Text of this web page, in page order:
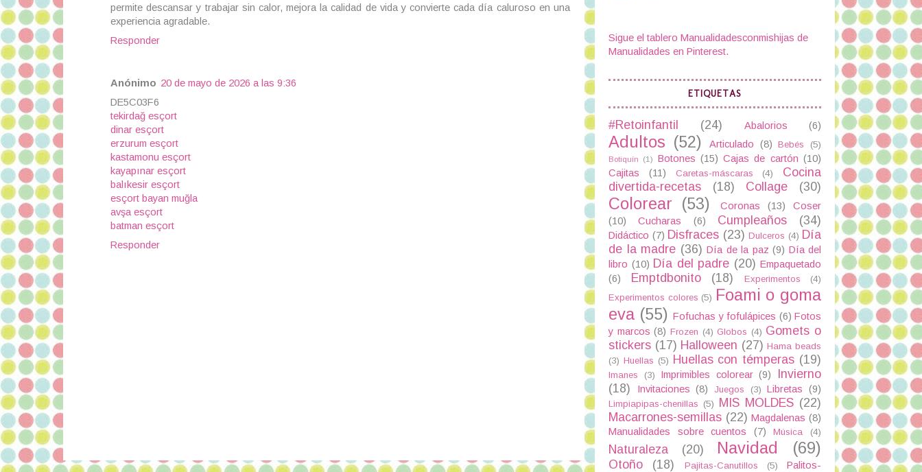
permite descansar y trabajar sin calor, mejora la calidad de vida y convierte cada día caluroso en una
experiencia agradable.
Responder
Anónimo 20 de mayo de 2026 a las 9:36
DE5C03F6
tekirdağ esçort
dinar esçort
erzurum esçort
kastamonu esçort
kayapınar esçort
balıkesir esçort
esçort bayan muğla
avşa esçort
batman esçort
Responder
Sigue el tablero Manualidadesconmishijas de
Manualidades en Pinterest.
ETIQUETAS
#Retoinfantil (24) Abalorios (6)
Adultos (52) Articulado (8) Bebés (5)
Botiquín (1) Botones (15) Cajas de cartón (10)
Cajitas
(11) Caretas-máscaras (4)
Cocina
divertida-recetas
(18) Collage (30)
Colorear (53) Coronas (13)
Coser
(10)
Cucharas (6) Cumpleaños (34)
Didáctico (7) Disfraces (23) Dulceros (4) Día
de la madre (36) Día de la paz (9) Día del
libro (10) Día del padre (20) Empaquetado
(6)
Emptdbonito (18) Experimentos
(4)
Experimentos colores (5) Foami o goma
eva (55) Fofuchas y fofulápices (6) Fotos
y marcos (8) Frozen (4) Globos (4) Gomets o
stickers (17) Halloween (27) Hama beads
(3) Huellas (5) Huellas con témperas (19)
Imanes (3) Imprimibles colorear (9)
Invierno
(18)
Invitaciones (8) Juegos (3) Libretas (9)
Limpiapipas-chenillas (5) MIS MOLDES (22)
Macarrones-semillas (22) Magdalenas (8)
Manualidades sobre cuentos
(7) Música (4)
Naturaleza (20) Navidad (69)
Otoño (18) Pajitas-Canutillos (5)
Palitos-